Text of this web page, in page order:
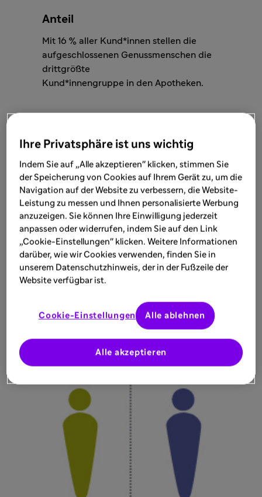
Anteil
Mit 16 % aller Kund*innen stellen die
aufgeschlossenen Genussmenschen die
drittgrößte
Kund*innengruppe in den Apotheken.
Die wichtigste Eigenschaft
Dieser Kund*innen-Typ erwirbt eine breite
Palette an Produkten in verschiedenen
Apotheken und schätzt ein
modernes, angenehmes Umfeld, um sich selbst
etwas Gutes zu tun.
Lebenssituation in Zahlen
Ihre Privatsphäre ist uns wichtig
Indem Sie auf „Alle akzeptieren" klicken, stimmen Sie
der Speicherung von Cookies auf Ihrem Gerät zu, um die
Navigation auf der Website zu verbessern, die Website-
Leistung zu messen und Ihnen personalisierte Werbung
anzuzeigen. Sie können Ihre Einwilligung jederzeit
anpassen oder widerrufen, indem Sie auf den Link
„Cookie-Einstellungen" klicken. Weitere Informationen
darüber, wie wir Cookies verwenden, finden Sie in
unserem Datenschutzhinweis, der in der Fußzeile der
Website verfügbar ist.
Cookie-Einstellungen
Alle akzeptieren
Alle ablehnen